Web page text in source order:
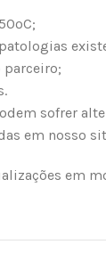
parceiro;
sofrer
em nosso
em